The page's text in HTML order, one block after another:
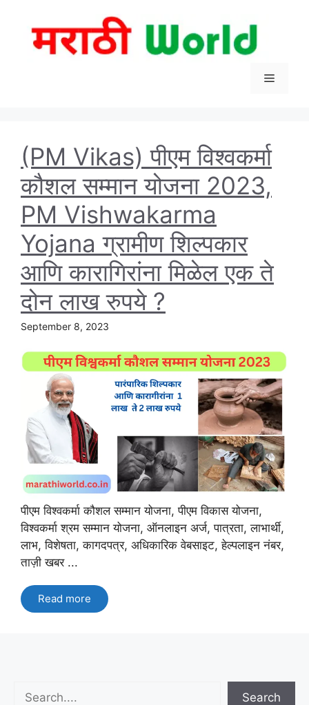
content
Menu
(PM Vikas) पीएम विश्वकर्मा
कौशल सम्मान योजना 2023,
PM Vishwakarma
Yojana ग्रामीण शिल्पकार
आणि कारागिरांना मिळेल एक ते
दोन लाख रुपये ?
September 8, 2023
पीएम विश्वकर्मा कौशल सम्मान योजना, पीएम विकास योजना,
विश्वकर्मा श्रम सम्मान योजना, ऑनलाइन अर्ज, पात्रता, लाभार्थी,
लाभ, विशेषता, कागदपत्र, अधिकारिक वेबसाइट, हेल्पलाइन नंबर,
ताज़ी खबर ...
Read more
Search